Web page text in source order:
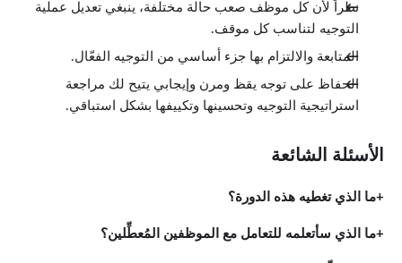
نظراً لأن كل موظف صعب حالة مختلفة، ينبغي تعديل عملية
التوجيه لتناسب كل موقف.
المتابعة والالتزام بها جزء أساسي من التوجيه الفعّال.
الحفاظ على توجه يقظ ومرن وإيجابي يتيح لك مراجعة
استراتيجية التوجيه وتحسينها وتكييفها بشكل استباقي.
الأسئلة الشائعة
ما الذي تغطيه هذه الدورة؟
ما الذي سأتعلمه للتعامل مع الموظفين المُعطِّلين؟